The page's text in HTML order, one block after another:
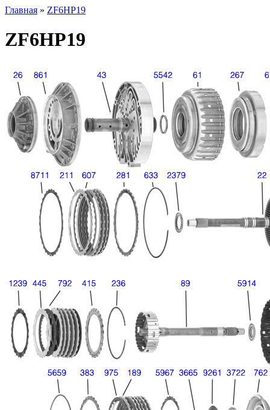
Главная » ZF6HP19
ZF6HP19